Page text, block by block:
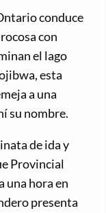
conduce
con
el lago
esta
a una
su nombre.
de ida y
Provincial
una hora en
presenta